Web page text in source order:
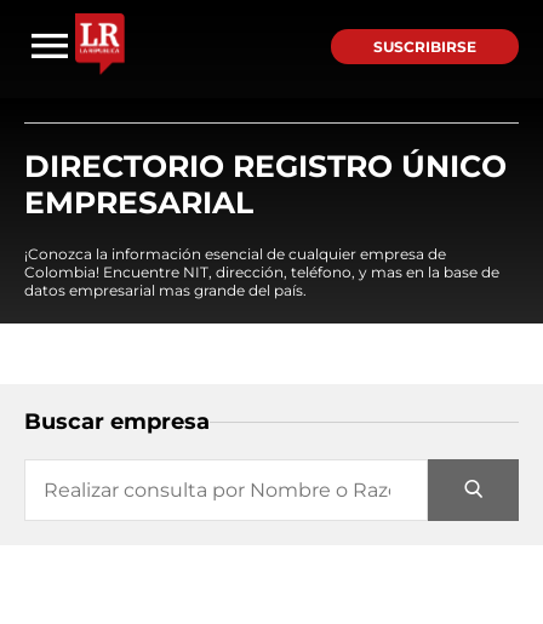
SUSCRIBIRSE
DIRECTORIO REGISTRO ÚNICO
EMPRESARIAL
¡Conozca la información esencial de cualquier empresa de
Colombia! Encuentre NIT, dirección, teléfono, y mas en la base de
datos empresarial mas grande del país.
Buscar empresa